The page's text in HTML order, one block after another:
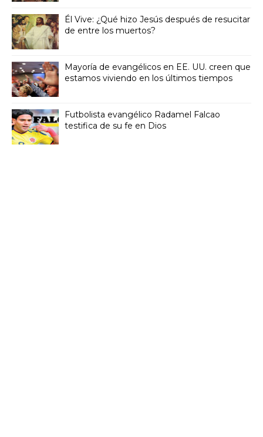
Él Vive: ¿Qué hizo Jesús después de resucitar
de entre los muertos?
Mayoría de evangélicos en EE. UU. creen que
estamos viviendo en los últimos tiempos
Futbolista evangélico Radamel Falcao
testifica de su fe en Dios